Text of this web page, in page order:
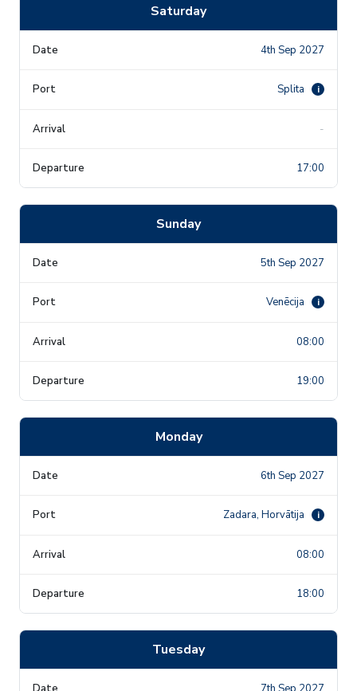
Saturday
4th Sep 2027
Splita i
-
17:00
Sunday
5th Sep 2027
Venēcija i
08:00
19:00
Monday
6th Sep 2027
Zadara, Horvātija i
08:00
18:00
Tuesday